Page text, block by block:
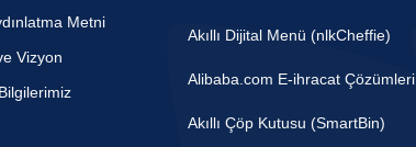
Metni
Vizyon
Akıllı Dijital Menü (nlkCheffie)
Alibaba.com E-ihracat Çözümleri
Akıllı Çöp Kutusu (SmartBin)